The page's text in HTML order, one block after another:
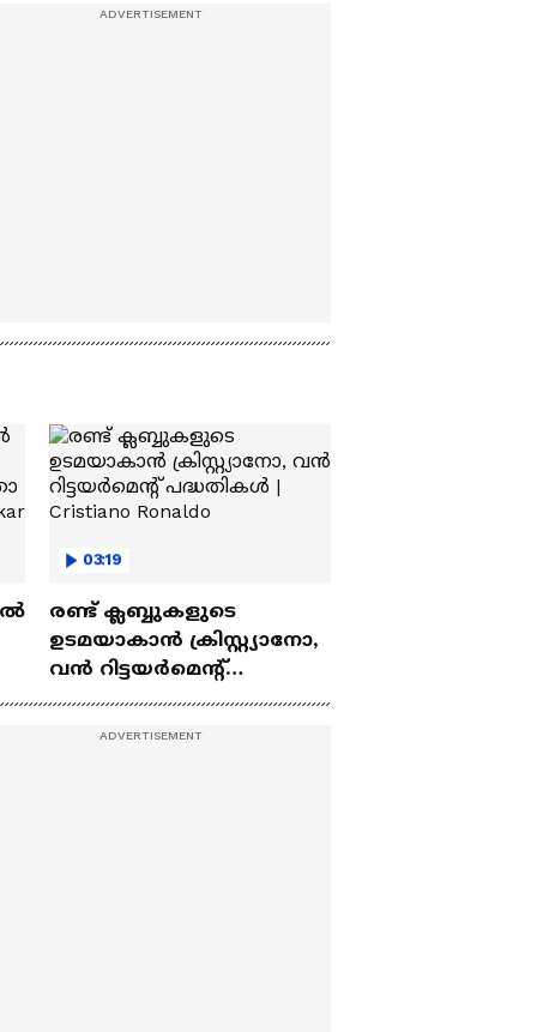
തൊഴിലാളികൾക്കായു
|
03:19
രണ്ട്‌ ക്ലബ്ബുകളുടെ
ഉടമയാകാന്‍ ക്രിസ്റ്റ്യാനോ,
വന്‍ റിട്ടയര്‍മെന്റ്‌
പദ്ധതികള്‍ | Cristiano